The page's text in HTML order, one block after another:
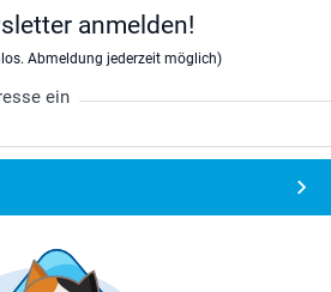
anmelden!
Abmeldung jederzeit möglich)
ein